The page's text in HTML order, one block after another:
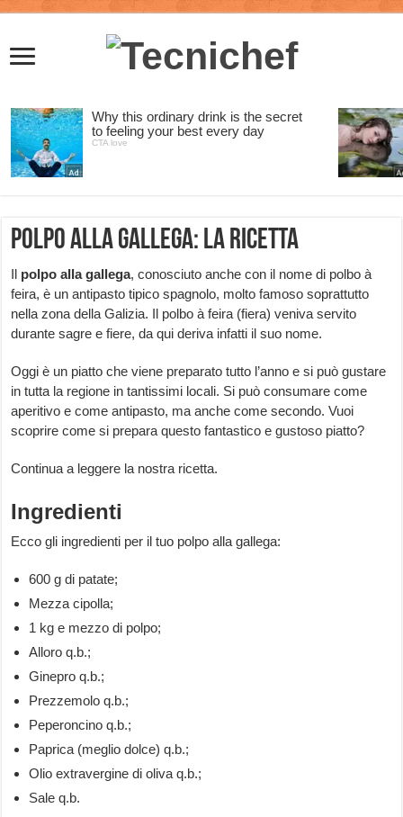
Polpo alla gallega: la ricetta
Il polpo alla gallega, conosciuto anche con il nome di polbo à
feira, è un antipasto tipico spagnolo, molto famoso soprattutto
nella zona della Galizia. Il polbo à feira (fiera) veniva servito
durante sagre e fiere, da qui deriva infatti il suo nome.
Oggi è un piatto che viene preparato tutto l’anno e si può gustare
in tutta la regione in tantissimi locali. Si può consumare come
aperitivo e come antipasto, ma anche come secondo. Vuoi
scoprire come si prepara questo fantastico e gustoso piatto?
Continua a leggere la nostra ricetta.
Ingredienti
Ecco gli ingredienti per il tuo polpo alla gallega:
600 g di patate;
Mezza cipolla;
1 kg e mezzo di polpo;
Alloro q.b.;
Ginepro q.b.;
Prezzemolo q.b.;
Peperoncino q.b.;
Paprica (meglio dolce) q.b.;
Olio extravergine di oliva q.b.;
Sale q.b.